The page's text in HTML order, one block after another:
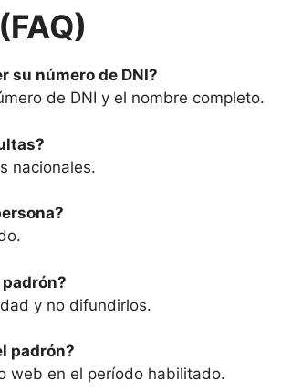
su número de DNI?
de DNI y el nombre completo.
nacionales.
y no difundirlos.
padrón?
web en el período habilitado.